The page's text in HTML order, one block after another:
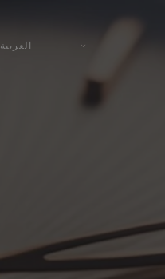
العربية